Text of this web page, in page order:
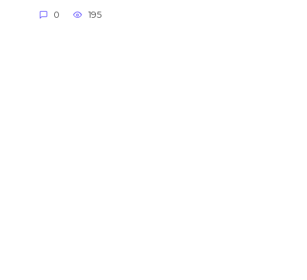
0 195